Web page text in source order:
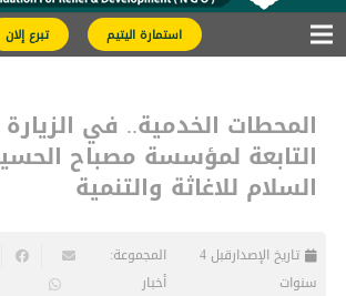
استمارة اليتيم تبرع إلان
المحطات الخدمية.. في الزيارة
التابعة لمؤسسة مصباح
السلام للاغاثة والتنمية
تاريخ الإصدار
قبل 4
سنوات
المجموعة:
أخبار